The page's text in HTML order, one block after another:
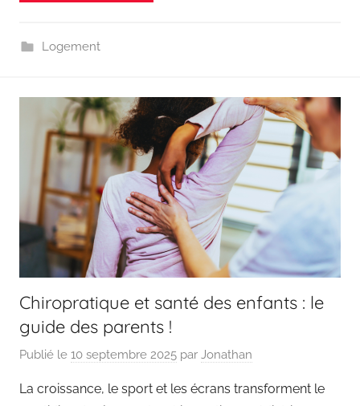
Logement
Chiropratique et santé des enfants : le
guide des parents !
Publié le 10 septembre 2025 par Jonathan
La croissance, le sport et les écrans transforment le